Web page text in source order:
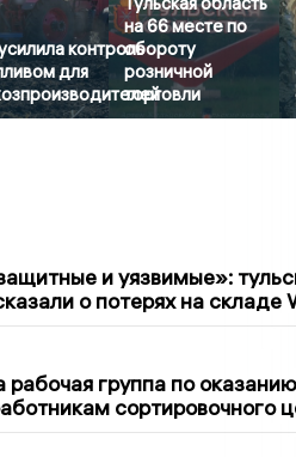
контроль
для
на 66 месте по
обороту
розничной
торговли
и уязвимые»:
о потерях на складе
группа по
сортировочного